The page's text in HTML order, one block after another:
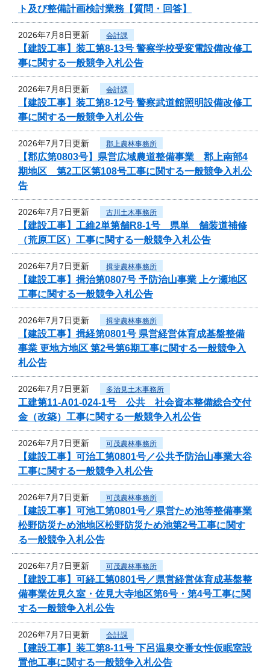
ト及び整備計画検討業務【質問・回答】
2026年7月8日更新 会計課
【建設工事】装工第8-13号 警察学校受変電設備改修工
事に関する一般競争入札公告
2026年7月8日更新 会計課
【建設工事】装工第8-12号 警察武道館照明設備改修工
事に関する一般競争入札公告
2026年7月7日更新 郡上農林事務所
【郡広第0803号】県営広域農道整備事業 郡上南部4
期地区 第2工区第108号工事に関する一般競争入札公
告
2026年7月7日更新 古川土木事務所
【建設工事】工維2単第舗R8-1号 県単 舗装道補修
（荒原工区）工事に関する一般競争入札公告
2026年7月7日更新 揖斐農林事務所
【建設工事】揖治第0807号 予防治山事業 上ケ瀬地区
工事に関する一般競争入札公告
2026年7月7日更新 揖斐農林事務所
【建設工事】揖経第0801号 県営経営体育成基盤整備
事業 更地方地区 第2号第6期工事に関する一般競争入
札公告
2026年7月7日更新 多治見土木事務所
工建第11-A01-024-1号 公共 社会資本整備総合交付
金（改築）工事に関する一般競争入札公告
2026年7月7日更新 可茂農林事務所
【建設工事】可治工第0801号／公共予防治山事業大谷
工事に関する一般競争入札公告
2026年7月7日更新 可茂農林事務所
【建設工事】可池工第0801号／県営ため池等整備事業
松野防災ため池地区松野防災ため池第2号工事に関す
る一般競争入札公告
2026年7月7日更新 可茂農林事務所
【建設工事】可経工第0801号／県営経営体育成基盤整
備事業佐見久室・佐見大寺地区第6号・第4号工事に関
する一般競争入札公告
2026年7月7日更新 会計課
【建設工事】装工第8-11号 下呂温泉交番女性仮眠室設
置他工事に関する一般競争入札公告